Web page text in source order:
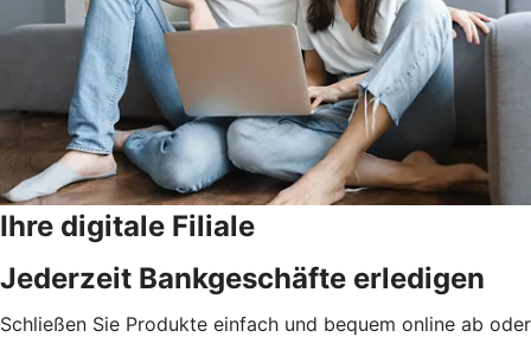
Ihre digitale Filiale
Jederzeit Bankgeschäfte erledigen
Schließen Sie Produkte einfach und bequem online ab oder